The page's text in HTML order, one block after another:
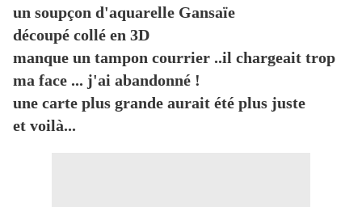
un soupçon d'aquarelle Gansaïe
découpé collé en 3D
manque un tampon courrier ..il chargeait trop
ma face ... j'ai abandonné !
une carte plus grande aurait été plus juste
et voilà...